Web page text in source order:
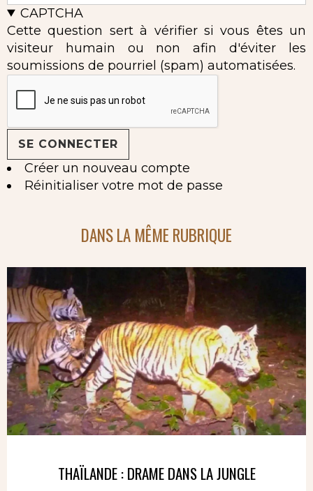
CAPTCHA
Cette question sert à vérifier si vous êtes un
visiteur humain ou non afin d'éviter les
soumissions de pourriel (spam) automatisées.
Créer un nouveau compte
Réinitialiser votre mot de passe
DANS LA MÊME RUBRIQUE
THAÏLANDE : DRAME DANS LA JUNGLE